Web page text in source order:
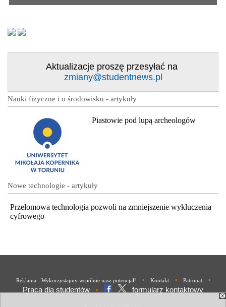
Aktualizacje proszę przesyłać na
zmiany@studentnews.pl
Nauki fizyczne i o środowisku - artykuły
Piastowie pod lupą archeologów
Nowe technologie - artykuły
Przełomowa technologia pozwoli na zmniejszenie wykluczenia
cyfrowego
Reklama - Wykorzystajmy wspólnie nasz potencjał! • Kontakt • Patronat •
Praca dla studentów • formularz kontaktowy